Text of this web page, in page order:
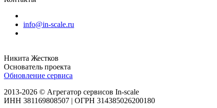
info@in-scale.ru
Никита Жестков
Основатель проекта
Обновление сервиса
2013-2026 © Агрегатор сервисов In-scale
ИНН 381169808507 | ОГРН 314385026200180